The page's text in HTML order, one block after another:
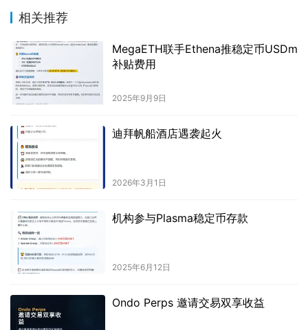
相关推荐
MegaETH联手Ethena推稳定币USDm
补贴费用
2025年9月9日
迪拜帆船酒店遇袭起火
2026年3月1日
机构参与Plasma稳定币存款
2025年6月12日
Ondo Perps 邀请交易双享收益